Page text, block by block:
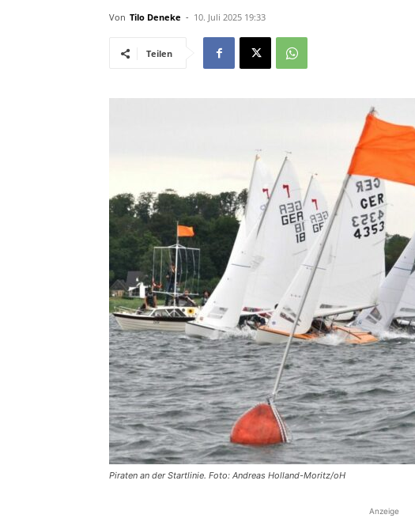
Von Tilo Deneke - 10. Juli 2025 19:33
Teilen
Piraten an der Startlinie. Foto: Andreas Holland-Moritz/oH
Anzeige